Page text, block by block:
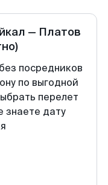
— Платов
посредников
по выгодной
перелет
знаете дату